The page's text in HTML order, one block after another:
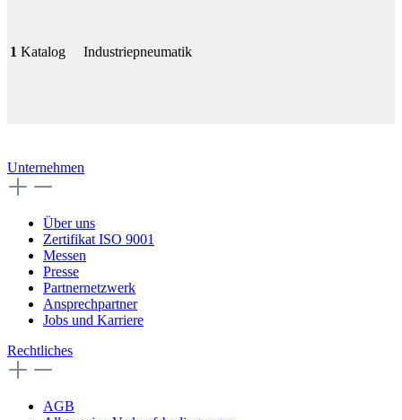
1 Katalog Industriepneumatik
Unternehmen
Über uns
Zertifikat ISO 9001
Messen
Presse
Partnernetzwerk
Ansprechpartner
Jobs und Karriere
Rechtliches
AGB